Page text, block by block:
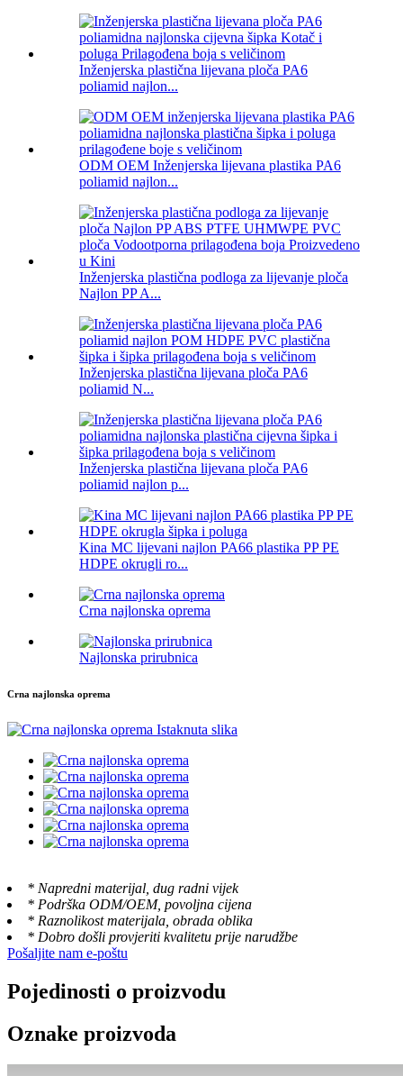
Inženjerska plastična lijevana ploča PA6
poliamid najlon...
ODM OEM Inženjerska lijevana plastika PA6
poliamid najlon...
Inženjerska plastična podloga za lijevanje ploča
Najlon PP A...
Inženjerska plastična lijevana ploča PA6
poliamid N...
Inženjerska plastična lijevana ploča PA6
poliamid najlon p...
Kina MC lijevani najlon PA66 plastika PP PE
HDPE okrugli ro...
Crna najlonska oprema
Najlonska prirubnica
Crna najlonska oprema
* Napredni materijal, dug radni vijek
* Podrška ODM/OEM, povoljna cijena
* Raznolikost materijala, obrada oblika
* Dobro došli provjeriti kvalitetu prije narudžbe
Pošaljite nam e-poštu
Pojedinosti o proizvodu
Oznake proizvoda